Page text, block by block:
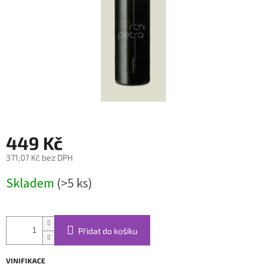
449 Kč
371,07 Kč bez DPH
cena:
Skladem (>5 ks)
Přidat do košíku
VINIFIKACE